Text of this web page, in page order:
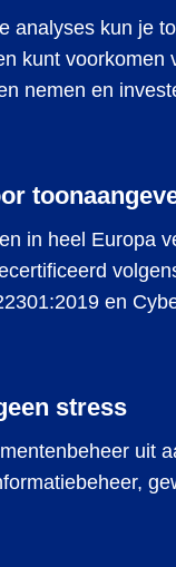
analyses kun je
kunt voorkomen
nemen en
in heel Europa
en
stress
uit